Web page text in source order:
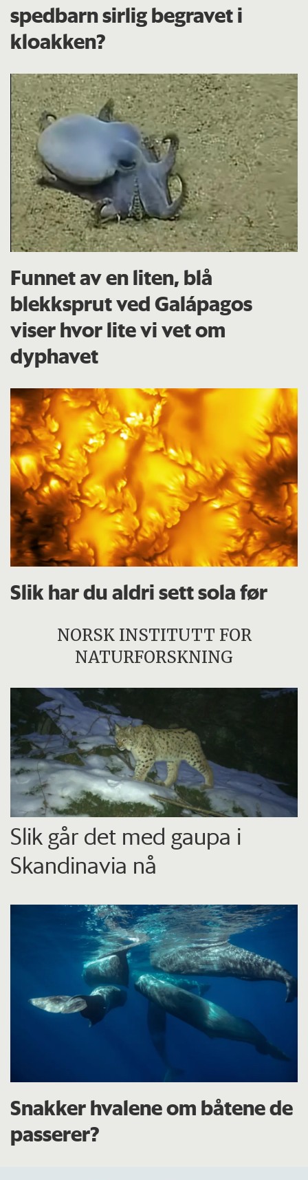
spedbarn sirlig begravet i
kloakken?
Funnet av en liten, blå
blekksprut ved Galápagos
viser hvor lite vi vet om
dyphavet
Slik har du aldri sett sola før
NORSK INSTITUTT FOR
NATURFORSKNING
Slik går det med gaupa i
Skandinavia nå
Snakker hvalene om båtene de
passerer?